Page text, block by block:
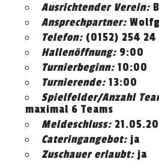
Ausrichtender Verein:
Ansprechpartner:
Telefon: (0152) 254 24
Hallenöffnung: 9:00
Turnierbeginn: 10:00
Turnierende: 13:00
Spielfelder/Anzahl
maximal 6 Teams
Meldeschluss:
Cateringangebot: ja
Zuschauer erlaubt: ja